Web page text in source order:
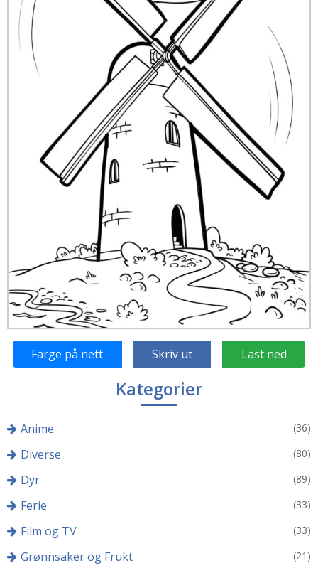
Farge på nett Skriv ut Last ned
Kategorier
Anime (36)
Diverse (80)
Dyr (89)
Ferie (33)
Film og TV (33)
Grønnsaker og Frukt (21)